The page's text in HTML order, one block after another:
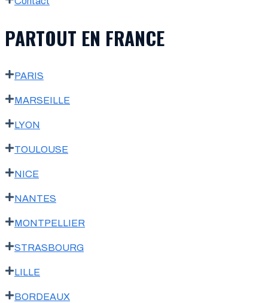
PARTOUT EN FRANCE
PARIS
MARSEILLE
LYON
TOULOUSE
NICE
NANTES
MONTPELLIER
STRASBOURG
LILLE
BORDEAUX